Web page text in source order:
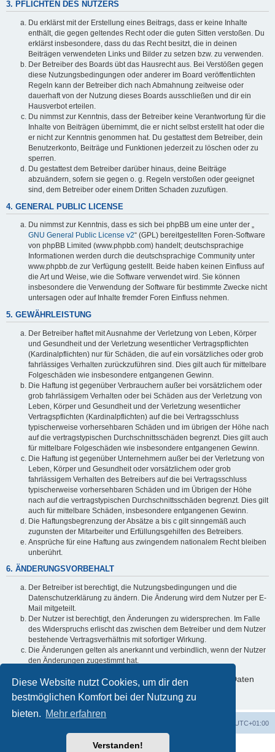
Diese Website nutzt Cookies, um dir den
bestmöglichen Komfort bei der Nutzung zu
bieten. Mehr erfahren
Verstanden!
3. PFLICHTEN DES NUTZERS
Du erklärst mit der Erstellung eines Beitrags, dass er keine Inhalte
enthält, die gegen geltendes Recht oder die guten Sitten verstoßen. Du
erklärst insbesondere, dass du das Recht besitzt, die in deinen
Beiträgen verwendeten Links und Bilder zu setzen bzw. zu verwenden.
Der Betreiber des Boards übt das Hausrecht aus. Bei Verstößen gegen
diese Nutzungsbedingungen oder anderer im Board veröffentlichten
Regeln kann der Betreiber dich nach Abmahnung zeitweise oder
dauerhaft von der Nutzung dieses Boards ausschließen und dir ein
Hausverbot erteilen.
Du nimmst zur Kenntnis, dass der Betreiber keine Verantwortung für die
Inhalte von Beiträgen übernimmt, die er nicht selbst erstellt hat oder die
er nicht zur Kenntnis genommen hat. Du gestattest dem Betreiber, dein
Benutzerkonto, Beiträge und Funktionen jederzeit zu löschen oder zu
sperren.
Du gestattest dem Betreiber darüber hinaus, deine Beiträge
abzuändern, sofern sie gegen o. g. Regeln verstoßen oder geeignet
sind, dem Betreiber oder einem Dritten Schaden zuzufügen.
4. GENERAL PUBLIC LICENSE
Du nimmst zur Kenntnis, dass es sich bei phpBB um eine unter der „
GNU General Public License v2“ (GPL) bereitgestellten Foren-Software
von phpBB Limited (www.phpbb.com) handelt; deutschsprachige
Informationen werden durch die deutschsprachige Community unter
www.phpbb.de zur Verfügung gestellt. Beide haben keinen Einfluss auf
die Art und Weise, wie die Software verwendet wird. Sie können
insbesondere die Verwendung der Software für bestimmte Zwecke nicht
untersagen oder auf Inhalte fremder Foren Einfluss nehmen.
5. GEWÄHRLEISTUNG
Der Betreiber haftet mit Ausnahme der Verletzung von Leben, Körper
und Gesundheit und der Verletzung wesentlicher Vertragspflichten
(Kardinalpflichten) nur für Schäden, die auf ein vorsätzliches oder grob
fahrlässiges Verhalten zurückzuführen sind. Dies gilt auch für mittelbare
Folgeschäden wie insbesondere entgangenen Gewinn.
Die Haftung ist gegenüber Verbrauchern außer bei vorsätzlichem oder
grob fahrlässigem Verhalten oder bei Schäden aus der Verletzung von
Leben, Körper und Gesundheit und der Verletzung wesentlicher
Vertragspflichten (Kardinalpflichten) auf die bei Vertragsschluss
typischerweise vorhersehbaren Schäden und im übrigen der Höhe nach
auf die vertragstypischen Durchschnittsschäden begrenzt. Dies gilt auch
für mittelbare Folgeschäden wie insbesondere entgangenen Gewinn.
Die Haftung ist gegenüber Unternehmern außer bei der Verletzung von
Leben, Körper und Gesundheit oder vorsätzlichem oder grob
fahrlässigem Verhalten des Betreibers auf die bei Vertragsschluss
typischerweise vorhersehbaren Schäden und im Übrigen der Höhe
nach auf die vertragstypischen Durchschnittsschäden begrenzt. Dies gilt
auch für mittelbare Schäden, insbesondere entgangenen Gewinn.
Die Haftungsbegrenzung der Absätze a bis c gilt sinngemäß auch
zugunsten der Mitarbeiter und Erfüllungsgehilfen des Betreibers.
Ansprüche für eine Haftung aus zwingendem nationalem Recht bleiben
unberührt.
6. ÄNDERUNGSVORBEHALT
Der Betreiber ist berechtigt, die Nutzungsbedingungen und die
Datenschutzerklärung zu ändern. Die Änderung wird dem Nutzer per E-
Mail mitgeteilt.
Der Nutzer ist berechtigt, den Änderungen zu widersprechen. Im Falle
des Widerspruchs erlischt das zwischen dem Betreiber und dem Nutzer
bestehende Vertragsverhältnis mit sofortiger Wirkung.
Die Änderungen gelten als anerkannt und verbindlich, wenn der Nutzer
den Änderungen zugestimmt hat.
Informationen über den Umgang mit deinen persönlichen Daten
sind in der Datenschutzerklärung enthalten.
UTC+01:00
Powered byphpBB® Forum Software © phpBB Limited